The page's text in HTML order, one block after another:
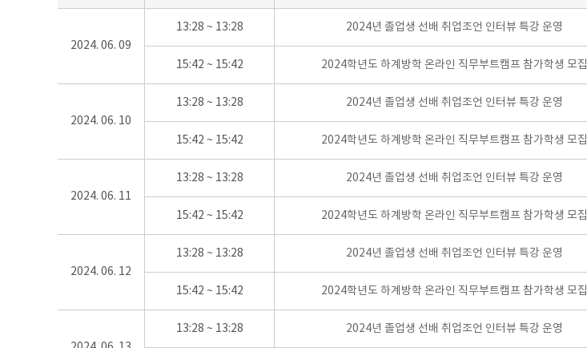
2024. 06. 09
13:28 ~ 13:28 2024년 졸업생 선배 취업조언 인터뷰 특강 운영
15:42 ~ 15:42 2024학년도 하계방학 온라인 직무부트캠프 참가학생 모집
2024. 06. 10
13:28 ~ 13:28 2024년 졸업생 선배 취업조언 인터뷰 특강 운영
15:42 ~ 15:42 2024학년도 하계방학 온라인 직무부트캠프 참가학생 모집
2024. 06. 11
13:28 ~ 13:28 2024년 졸업생 선배 취업조언 인터뷰 특강 운영
15:42 ~ 15:42 2024학년도 하계방학 온라인 직무부트캠프 참가학생 모집
2024. 06. 12
13:28 ~ 13:28 2024년 졸업생 선배 취업조언 인터뷰 특강 운영
15:42 ~ 15:42 2024학년도 하계방학 온라인 직무부트캠프 참가학생 모집
13:28 ~ 13:28 2024년 졸업생 선배 취업조언 인터뷰 특강 운영